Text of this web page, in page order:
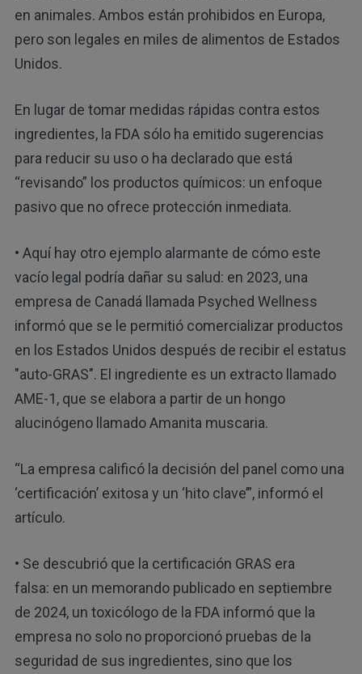
en animales. Ambos están prohibidos en Europa,
pero son legales en miles de alimentos de Estados
Unidos.
En lugar de tomar medidas rápidas contra estos
ingredientes, la FDA sólo ha emitido sugerencias
para reducir su uso o ha declarado que está
“revisando” los productos químicos: un enfoque
pasivo que no ofrece protección inmediata.
• Aquí hay otro ejemplo alarmante de cómo este
vacío legal podría dañar su salud: en 2023, una
empresa de Canadá llamada Psyched Wellness
informó que se le permitió comercializar productos
en los Estados Unidos después de recibir el estatus
"auto-GRAS". El ingrediente es un extracto llamado
AME-1, que se elabora a partir de un hongo
alucinógeno llamado Amanita muscaria.
“La empresa calificó la decisión del panel como una
‘certificación’ exitosa y un ‘hito clave’”, informó el
artículo.
• Se descubrió que la certificación GRAS era
falsa: en un memorando publicado en septiembre
de 2024, un toxicólogo de la FDA informó que la
empresa no solo no proporcionó pruebas de la
seguridad de sus ingredientes, sino que los